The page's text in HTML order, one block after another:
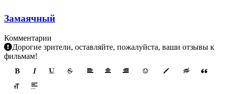
Замаячный
Комментарии
Дорогие зрители, оставляйте, пожалуйста, ваши отзывы к
фильмам!